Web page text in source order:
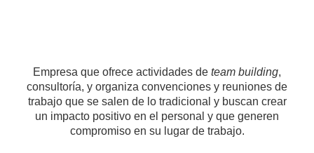
Empresa que ofrece actividades de team building,
consultoría, y organiza convenciones y reuniones de
trabajo que se salen de lo tradicional y buscan crear
un impacto positivo en el personal y que generen
compromiso en su lugar de trabajo.